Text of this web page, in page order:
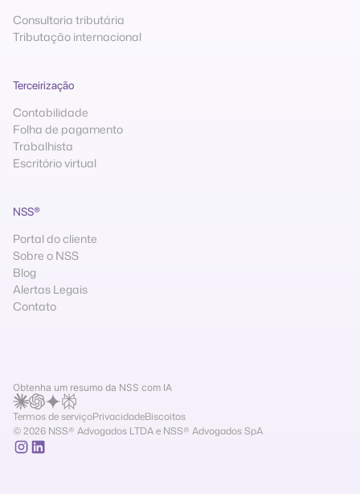
Consultoria tributária
Tributação internacional
Terceirização
Contabilidade
Folha de pagamento
Trabalhista
Escritório virtual
NSS®
Portal do cliente
Sobre o NSS
Blog
Alertas Legais
Contato
Obtenha um resumo da NSS com IA
Termos de serviçoPrivacidadeBiscoitos
© 2026 NSS® Advogados LTDA e NSS® Advogados SpA